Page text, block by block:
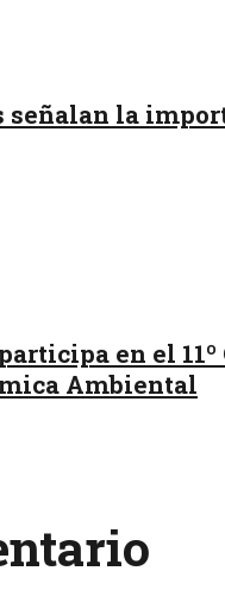
la
en el
Ambiental